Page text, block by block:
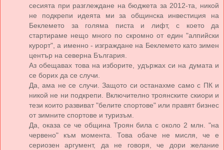
сесията при разглеждане на бюджета за 2012-та, никой
не подкрепи идеята ми за общинска инвестиция на
Беклемето за голяма писта и лифт, с което да
стартираме нещо много по скромно от един "алпийски
курорт", а именно - изграждане на Беклемето като зимен
център на северна България.
Аз обещавах това на изборите, удържах си на думата и
се борих да се случи.
Да, ама не се случи. Защото си останахме само с ПК и
никой не ни подкрепи. Включително троянските скиори и
тези които развиват "белите спортове" или правят бизнес
от зимните спортове и туризъм.
Да, оказа се че община Троян била с около 2 млн. "на
червено" към момента. Това обаче не мисля, че е
сериозен аргумент, да не говоря, че дори желание